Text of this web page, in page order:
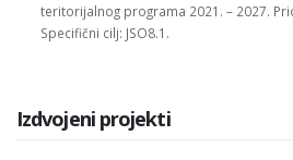
teritorijalnog programa 2021. – 2027.
Specifični cilj: JSO8.1.
Izdvojeni projekti